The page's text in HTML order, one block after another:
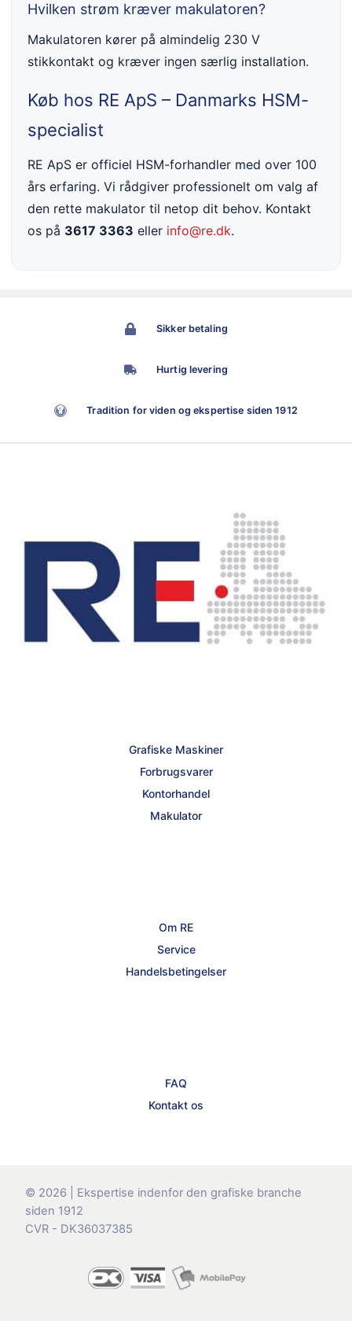
Hvilken strøm kræver makulatoren?
Makulatoren kører på almindelig 230 V
stikkontakt og kræver ingen særlig installation.
Køb hos RE ApS – Danmarks HSM-
specialist
RE ApS er officiel HSM-forhandler med over 100
års erfaring. Vi rådgiver professionelt om valg af
den rette makulator til netop dit behov. Kontakt
os på 3617 3363 eller info@re.dk.
Sikker betaling
Hurtig levering
Tradition for viden og ekspertise siden 1912
Grafiske Maskiner
Forbrugsvarer
Kontorhandel
Makulator
Om RE
Service
Handelsbetingelser
FAQ
Kontakt os
© 2026 | Ekspertise indenfor den grafiske branche
siden 1912
CVR - DK36037385